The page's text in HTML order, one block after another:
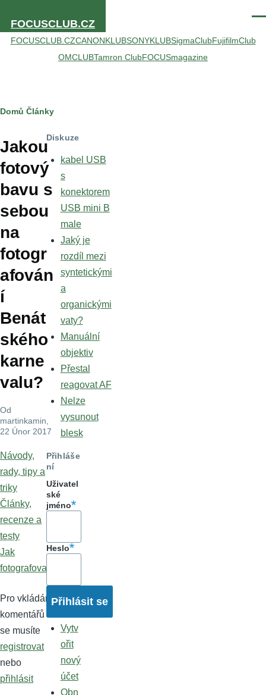
FOCUSCLUB.CZ
FOCUSCLUB.CZCANONKLUBSONYKLUBSigmaClubFujifilmClub
OMCLUBTamron ClubFOCUSmagazine
Drobečková
navigace
Domů Články
Jakou
fotový
bavu s
sebou
na
fotogr
afován
í
Benát
ského
karne
valu?
Od
martinkamin
22 Únor 2017
Návody,
rady, tipy a
triky
Články,
recenze a
testy
Jak
fotografovat
Pro vkládání
komentářů
se musíte
registrovat
nebo
přihlásit
Diskuze
kabel USB
s
konektorem
USB mini B
male
Jaký je
rozdíl mezi
syntetickými
a
organickými
vaty?
Manuální
objektiv
Přestal
reagovat AF
Nelze
vysunout
blesk
Přihláše
ní
Uživatel
ské
jméno
Heslo
Vytv
ořit
nový
účet
Obn